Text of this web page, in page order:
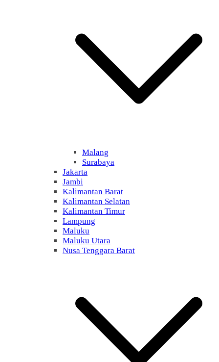
Malang
Surabaya
Jakarta
Jambi
Kalimantan Barat
Kalimantan Selatan
Kalimantan Timur
Lampung
Maluku
Maluku Utara
Nusa Tenggara Barat